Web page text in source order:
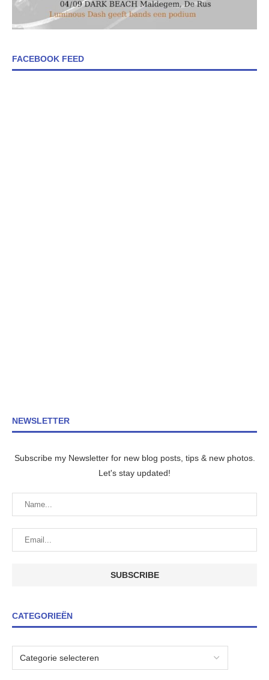
FACEBOOK FEED
NEWSLETTER
Subscribe my Newsletter for new blog posts, tips & new photos.
Let's stay updated!
CATEGORIEËN